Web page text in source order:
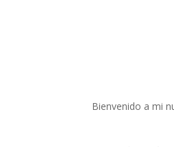
Bienvenido a mi